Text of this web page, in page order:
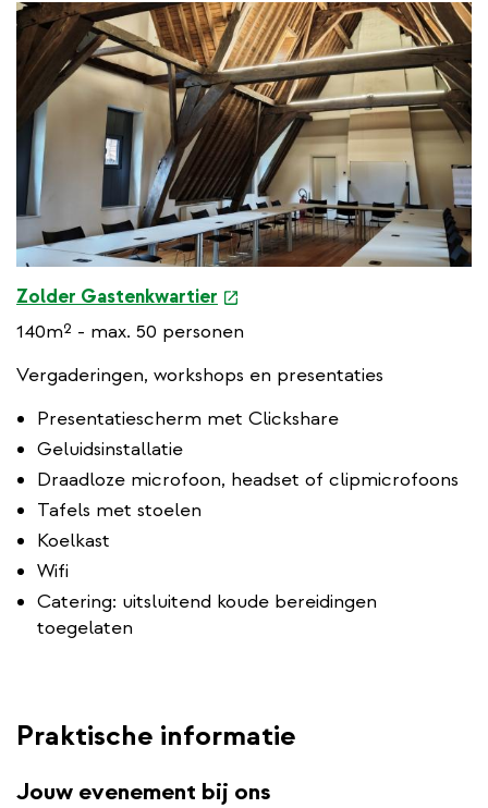
l
l
i
Zolder Gastenkwartier
e
x
e
n
a
l
l
k
140m² - max. 50 personen
Vergaderingen, workshops en presentaties
Presentatiescherm met Clickshare
Geluidsinstallatie
Draadloze microfoon, headset of clipmicrofoons
Tafels met stoelen
Koelkast
Wifi
Catering: uitsluitend koude bereidingen
toegelaten
Praktische informatie
Jouw evenement bij ons